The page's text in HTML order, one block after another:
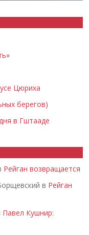
Цюриха
берегов)
в Гштааде
Рейган возвращается
в Рейган
Павел Кушнир: